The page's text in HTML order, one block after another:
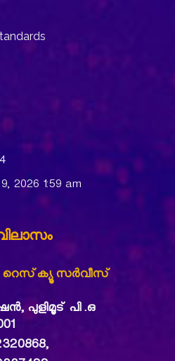
2026 1:59 am
സര്‍വീസ്
പി .ഒ